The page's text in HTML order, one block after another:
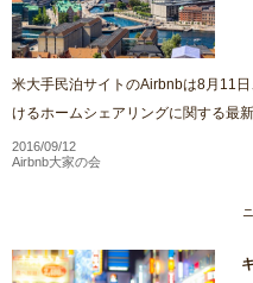
米大手民泊サイトのAirbnbは8月11
けるホームシェアリングに関する最
2016/09/12
Airbnb大家の会